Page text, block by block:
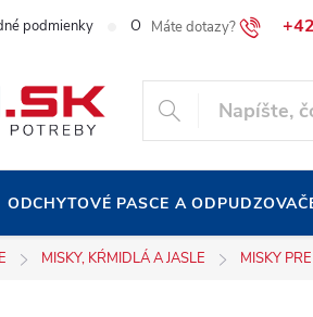
podmienky O našej spoločnosti Blog
ODCHYTOVÉ PASCE A
MISKY, KŔMIDLÁ A JASLE MISKY